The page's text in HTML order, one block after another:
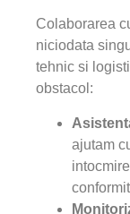
Colaborarea
niciodata
tehnic si
obstacol:
ajutam